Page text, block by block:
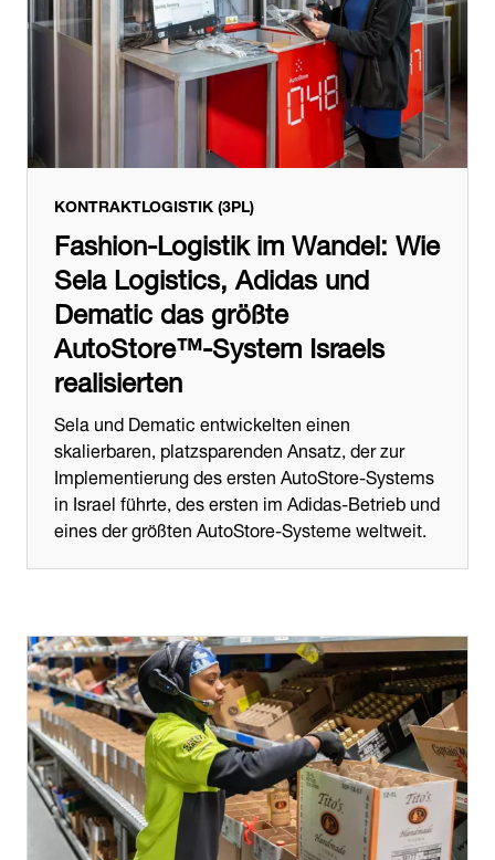
KONTRAKTLOGISTIK (3PL)
Fashion-Logistik im Wandel: Wie
Sela Logistics, Adidas und
Dematic das größte
AutoStore™-System Israels
realisierten
Sela und Dematic entwickelten einen
skalierbaren, platzsparenden Ansatz, der zur
Implementierung des ersten AutoStore-Systems
in Israel führte, des ersten im Adidas-Betrieb und
eines der größten AutoStore-Systeme weltweit.